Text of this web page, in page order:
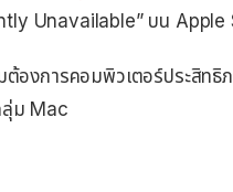
Unavailable” บน
องการคอมพิวเตอร์ประสิทธิ
ม Mac